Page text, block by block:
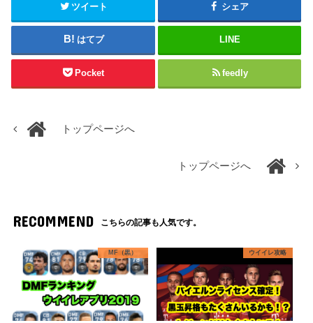
ツイート シェア
はてブ LINE
Pocket feedly
トップページへ
トップページへ
RECOMMEND こちらの記事も人気です。
MF（黒） ウイイレ攻略